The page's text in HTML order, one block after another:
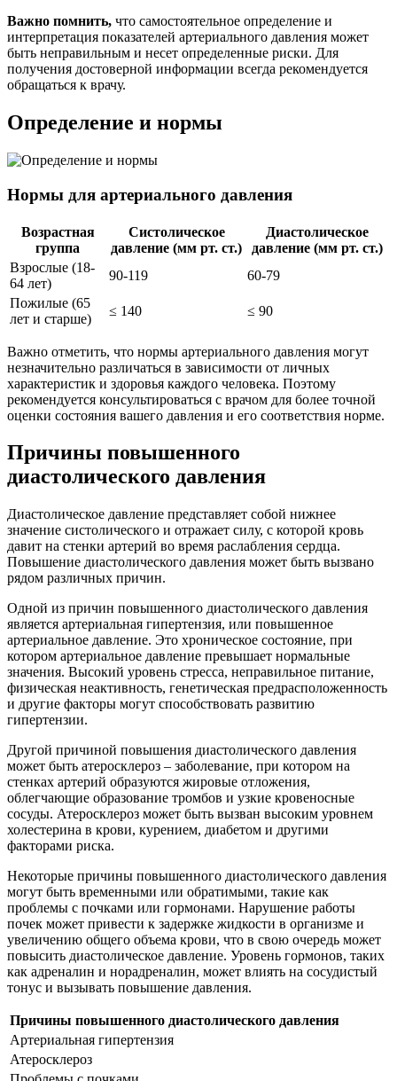
Важно помнить, что самостоятельное определение и
интерпретация показателей артериального давления может
быть неправильным и несет определенные риски. Для
получения достоверной информации всегда рекомендуется
обращаться к врачу.
Определение и нормы
Нормы для артериального давления
Возрастная
группа
Систолическое
давление (мм рт. ст.)
Диастолическое
давление (мм рт. ст.)
Взрослые (18-
64 лет)
90-119
60-79
Пожилые (65
лет и старше)
≤ 140 ≤ 90
Важно отметить, что нормы артериального давления могут
незначительно различаться в зависимости от личных
характеристик и здоровья каждого человека. Поэтому
рекомендуется консультироваться с врачом для более точной
оценки состояния вашего давления и его соответствия норме.
Причины повышенного
диастолического давления
Диастолическое давление представляет собой нижнее
значение систолического и отражает силу, с которой кровь
давит на стенки артерий во время раслабления сердца.
Повышение диастолического давления может быть вызвано
рядом различных причин.
Одной из причин повышенного диастолического давления
является артериальная гипертензия, или повышенное
артериальное давление. Это хроническое состояние, при
котором артериальное давление превышает нормальные
значения. Высокий уровень стресса, неправильное питание,
физическая неактивность, генетическая предрасположенность
и другие факторы могут способствовать развитию
гипертензии.
Другой причиной повышения диастолического давления
может быть атеросклероз – заболевание, при котором на
стенках артерий образуются жировые отложения,
облегчающие образование тромбов и узкие кровеносные
сосуды. Атеросклероз может быть вызван высоким уровнем
холестерина в крови, курением, диабетом и другими
факторами риска.
Некоторые причины повышенного диастолического давления
могут быть временными или обратимыми, такие как
проблемы с почками или гормонами. Нарушение работы
почек может привести к задержке жидкости в организме и
увеличению общего объема крови, что в свою очередь может
повысить диастолическое давление. Уровень гормонов, таких
как адреналин и норадреналин, может влиять на сосудистый
тонус и вызывать повышение давления.
Причины повышенного диастолического давления
Артериальная гипертензия
Атеросклероз